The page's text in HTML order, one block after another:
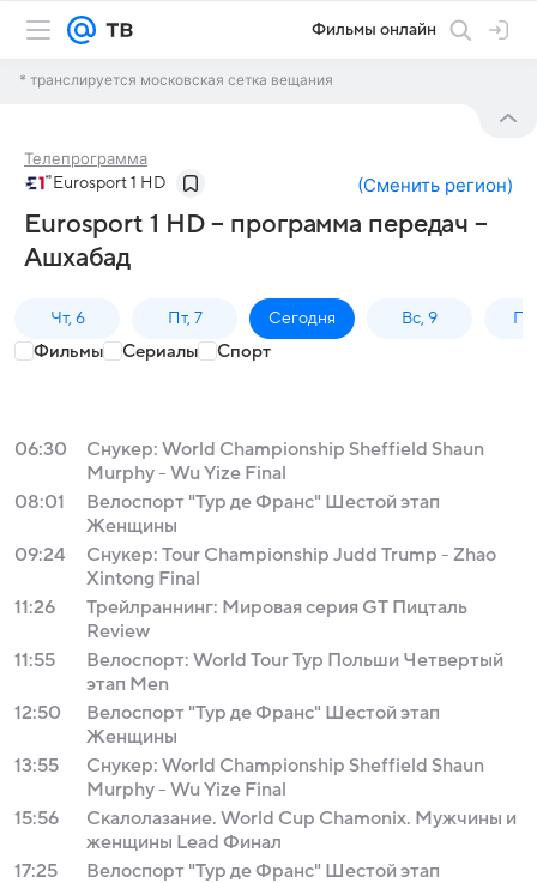
Фильмы онлайн
* транслируется московская сетка вещания
Телепрограмма
Eurosport 1 HD (Сменить регион)
Eurosport 1 HD – программа передач –
Ашхабад
Чт, 6 Пт, 7 Сегодня Вс, 9
Фильмы Сериалы Спорт
06:30
Снукер: World Championship Sheffield Shaun
Murphy - Wu Yize Final
08:01
Велоспорт "Тур де Франс" Шестой этап
Женщины
09:24
Снукер: Tour Championship Judd Trump - Zhao
Xintong Final
11:26
Трейлраннинг: Мировая серия GT Пицталь
Review
11:55
Велоспорт: World Tour Тур Польши Четвертый
этап Men
12:50
Велоспорт "Тур де Франс" Шестой этап
Женщины
13:55
Снукер: World Championship Sheffield Shaun
Murphy - Wu Yize Final
15:56
Скалолазание. World Cup Chamonix. Мужчины и
женщины Lead Финал
17:25
Велоспорт "Тур де Франс" Шестой этап